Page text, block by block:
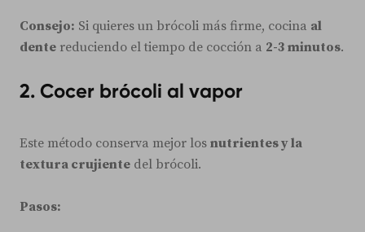
Consejo: Si quieres un brócoli más firme, cocina al
dente reduciendo el tiempo de cocción a 2-3 minutos.
2. Cocer brócoli al vapor
Este método conserva mejor los nutrientes y la
textura crujiente del brócoli.
Pasos: